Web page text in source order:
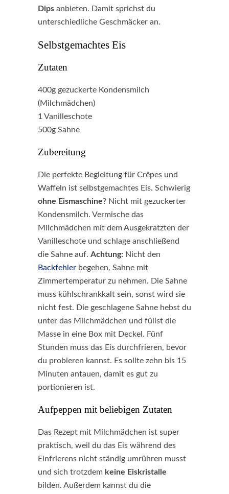
Dips anbieten. Damit sprichst du
unterschiedliche Geschmäcker an.
Selbstgemachtes Eis
Zutaten
400g gezuckerte Kondensmilch
(Milchmädchen)
1 Vanilleschote
500g Sahne
Zubereitung
Die perfekte Begleitung für Crêpes und
Waffeln ist selbstgemachtes Eis. Schwierig
ohne Eismaschine? Nicht mit gezuckerter
Kondensmilch. Vermische das
Milchmädchen mit dem Ausgekratzten der
Vanilleschote und schlage anschließend
die Sahne auf. Achtung: Nicht den
Backfehler begehen, Sahne mit
Zimmertemperatur zu nehmen. Die Sahne
muss kühlschrankkalt sein, sonst wird sie
nicht fest. Die geschlagene Sahne hebst du
unter das Milchmädchen und füllst die
Masse in eine Box mit Deckel. Fünf
Stunden muss das Eis durchfrieren, bevor
du probieren kannst. Es sollte zehn bis 15
Minuten antauen, damit es gut zu
portionieren ist.
Aufpeppen mit beliebigen Zutaten
Das Rezept mit Milchmädchen ist super
praktisch, weil du das Eis während des
Einfrierens nicht ständig umrühren musst
und sich trotzdem keine Eiskristalle
bilden. Außerdem kannst du die